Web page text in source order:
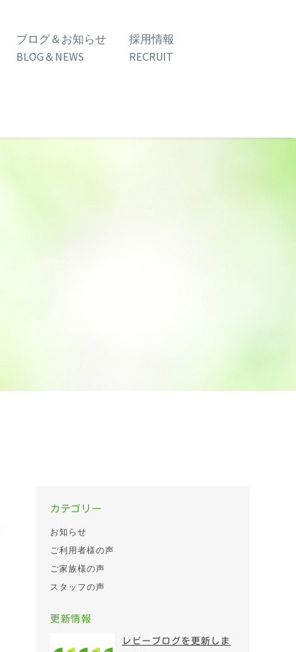
ブログ＆お知らせ
BLOG＆NEWS
採用情報
RECRUIT
カテゴリー
お知らせ
ご利用者様の声
ご家族様の声
スタッフの声
更新情報
レビーブログを更新しま